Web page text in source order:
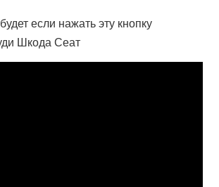
если нажать эту кнопку
Шкода Сеат